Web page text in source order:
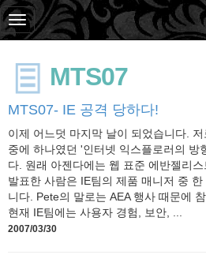
MTS07
MTS07- IE 공격 당하다!
이제 어느덧 마지막 날이 되었습니다.
중에 하나였던 '인터넷 익스플로러의 방
다. 원래 아젠다에는 웹 표준 에반젤리
발표한 사람은 IE팀의 제품 매니저 중
니다. Pete의 말로는 AEA 행사 때문에
현재 IE팀에는 사용자 경험, 보안, ...
2007/03/30